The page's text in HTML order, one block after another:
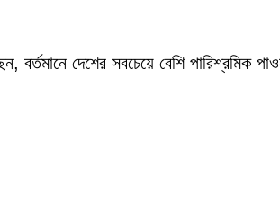
বর্তমানে দেশের সবচেয়ে বেশি পারিশ্রমিক